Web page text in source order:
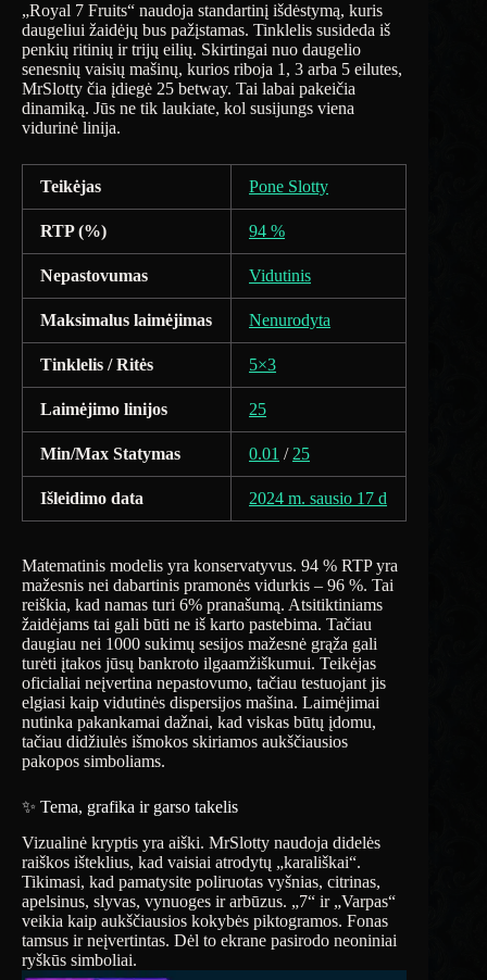
„Royal 7 Fruits“ naudoja standartinį išdėstymą, kuris
daugeliui žaidėjų bus pažįstamas. Tinklelis susideda iš
penkių ritinių ir trijų eilių. Skirtingai nuo daugelio
senesnių vaisių mašinų, kurios riboja 1, 3 arba 5 eilutes,
MrSlotty čia įdiegė 25 betway. Tai labai pakeičia
dinamiką. Jūs ne tik laukiate, kol susijungs viena
vidurinė linija.
Teikėjas Pone Slotty
RTP (%) 94 %
Nepastovumas Vidutinis
Maksimalus laimėjimas Nenurodyta
Tinklelis / Ritės 5×3
Laimėjimo linijos 25
Min/Max Statymas 0.01 / 25
Išleidimo data 2024 m. sausio 17 d
Matematinis modelis yra konservatyvus. 94 % RTP yra
mažesnis nei dabartinis pramonės vidurkis – 96 %. Tai
reiškia, kad namas turi 6% pranašumą. Atsitiktiniams
žaidėjams tai gali būti ne iš karto pastebima. Tačiau
daugiau nei 1000 sukimų sesijos mažesnė grąža gali
turėti įtakos jūsų bankroto ilgaamžiškumui. Teikėjas
oficialiai neįvertina nepastovumo, tačiau testuojant jis
elgiasi kaip vidutinės dispersijos mašina. Laimėjimai
nutinka pakankamai dažnai, kad viskas būtų įdomu,
tačiau didžiulės išmokos skiriamos aukščiausios
pakopos simboliams.
✨ Tema, grafika ir garso takelis
Vizualinė kryptis yra aiški. MrSlotty naudoja didelės
raiškos išteklius, kad vaisiai atrodytų „karališkai“.
Tikimasi, kad pamatysite poliruotas vyšnias, citrinas,
apelsinus, slyvas, vynuoges ir arbūzus. „7“ ir „Varpas“
veikia kaip aukščiausios kokybės piktogramos. Fonas
tamsus ir neįvertintas. Dėl to ekrane pasirodo neoniniai
ryškūs simboliai.